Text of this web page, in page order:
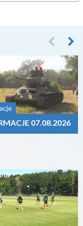
07.08.2026
07